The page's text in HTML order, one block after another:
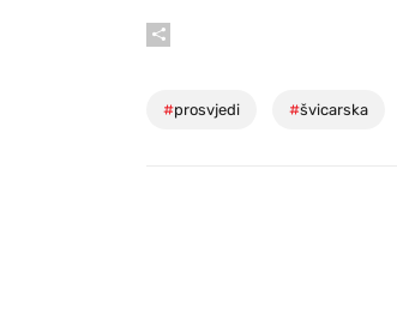
#prosvjedi #švicarska